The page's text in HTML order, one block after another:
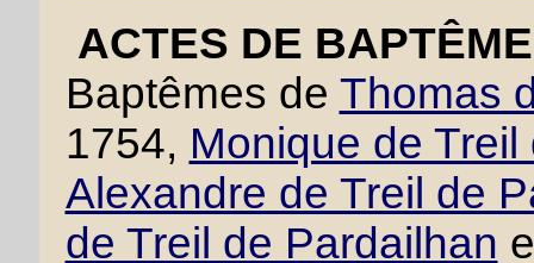
ACTES DE
Baptêmes de Thomas
1754, Monique de
Alexandre de Treil de
de Treil de Pardailhan